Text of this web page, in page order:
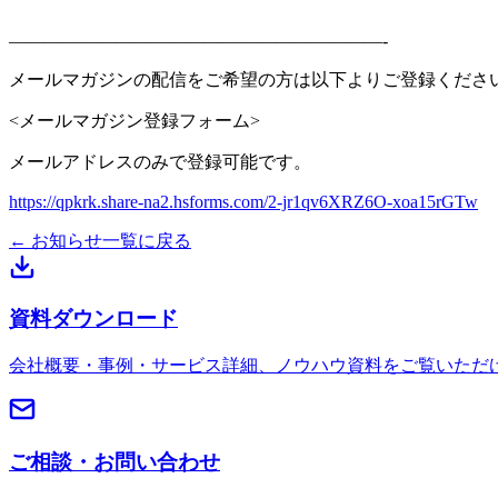
—————————————————————-
メールマガジンの配信をご希望の方は以下よりご登録くださ
<メールマガジン登録フォーム>
メールアドレスのみで登録可能です。
https://qpkrk.share-na2.hsforms.com/2-jr1qv6XRZ6O-xoa15rGTw
← お知らせ一覧に戻る
資料ダウンロード
会社概要・事例・サービス詳細、ノウハウ資料をご覧いただ
ご相談・お問い合わせ